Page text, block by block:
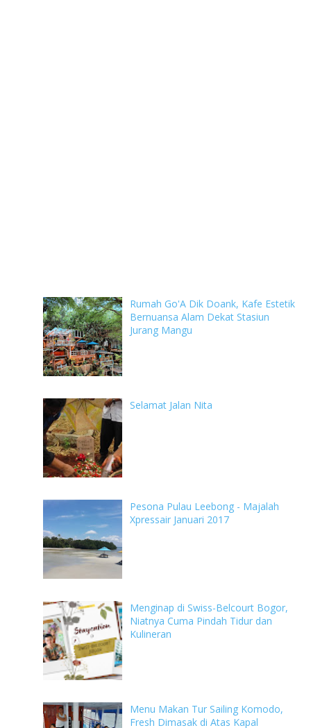
Rumah Go'A Dik Doank, Kafe Estetik
Bernuansa Alam Dekat Stasiun
Jurang Mangu
Selamat Jalan Nita
Pesona Pulau Leebong - Majalah
Xpressair Januari 2017
Menginap di Swiss-Belcourt Bogor,
Niatnya Cuma Pindah Tidur dan
Kulineran
Menu Makan Tur Sailing Komodo,
Fresh Dimasak di Atas Kapal